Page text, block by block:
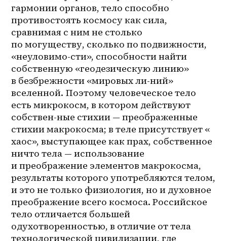
гармонии органов, тело способно
противостоять космосу как сила,
сравнимая с ним не столько
по могуществу, сколько по подвижности,
«неуловимо-сти», способности найти
собственную «геодезическую линию»
в безбрежности «мировых ли-ний»
вселенной. Поэтому человеческое тело
есть микрокосм, в котором действуют
собствен-ные стихии — преображенные
стихии макрокосма; в теле присутствует «
хаос», выступающее как прах, собственное
ничто тела — использование
и преображение элементов макрокосма,
результаты которого употребляются телом,
и это не только физиология, но и духовное
преображение всего космоса. Российское
тело отличается большей
одухотворенностью, в отличие от тела
технологической цивилизации, где